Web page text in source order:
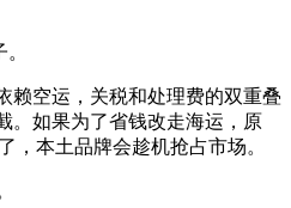
赖空运，关税和处理费的双重叠
。如果为了省钱改走海运，原
，本土品牌会趁机抢占市场。